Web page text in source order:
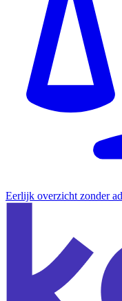
Eerlijk overzicht zonder